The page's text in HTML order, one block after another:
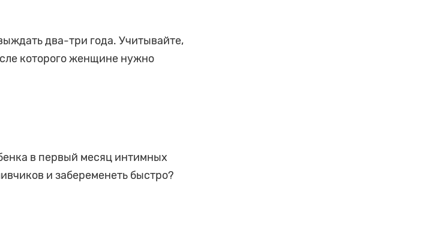
два-три года. Учитывайте,
которого женщине нужно
в первый месяц интимных
и забеременеть быстро?